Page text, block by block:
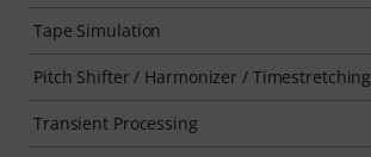
Tape Simulation
Pitch Shifter / Harmonizer / Timestretching
Transient Processing